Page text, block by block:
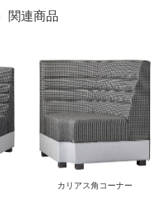
関連商品
カリアス角コーナー